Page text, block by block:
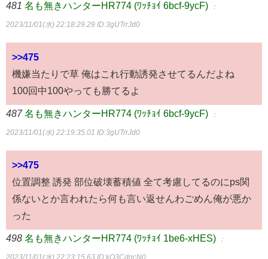
481 名も無きハンターHR774 (ﾜｯﾁｮｲ 6bcf-9ycF) ：
2023/11/01(水) 22:18:29.29 ID:3gUTrrJd0
>>475
機嫌当たりで草 俺はこれ行動誘発させてるんだよね
100回中100やっても勝てるよ
487 名も無きハンターHR774 (ﾜｯﾁｮｲ 6bcf-9ycF) ：
2023/11/01(水) 22:19:35.01 ID:3gUTrrJd0
>>475
位置調整 誘発 部位破壊蓄積値 全て考慮してるのにps関
係ないとか言われたら何も言い返せんわごめん俺が悪か
った
498 名も無きハンターHR774 (ﾜｯﾁｮｲ 1be6-xHES) ：
2023/11/01(水) 22:23:15.63 ID:kO3CdqcN0